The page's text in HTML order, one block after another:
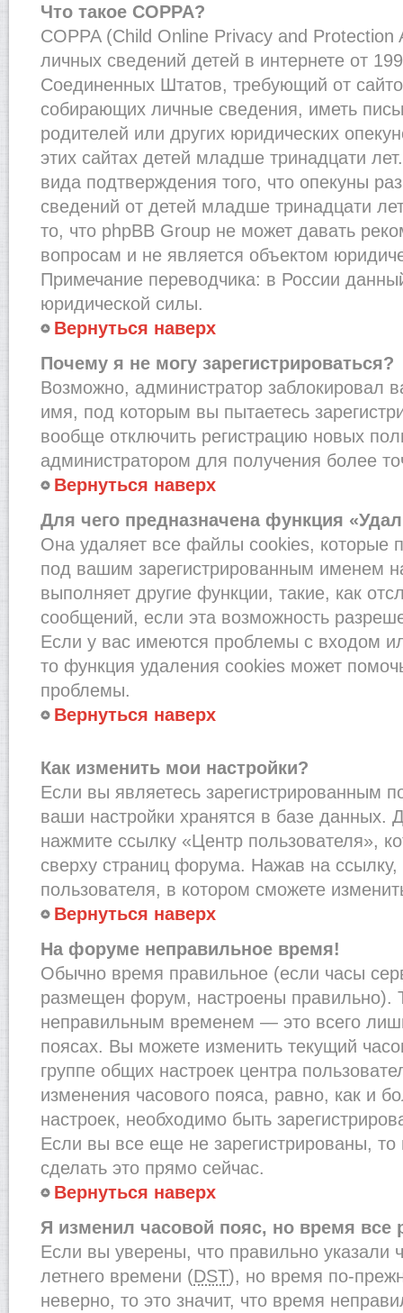
Что такое COPPA?
COPPA (Child Online Privacy and Protection
личных сведений детей в интернете от
Соединенных Штатов, требующий от
собирающих личные сведения, иметь
родителей или других юридических
этих сайтах детей младше тринадцати
вида подтверждения того, что опекуны
сведений от детей младше тринадцати
то, что phpBB Group не может давать
вопросам и не является объектом
Примечание переводчика: в России
юридической силы.
Вернуться наверх
Почему я не могу зарегистрироваться?
Возможно, администратор заблокировал
имя, под которым вы пытаетесь
вообще отключить регистрацию новых
администратором для получения более
Вернуться наверх
Для чего предназначена функция
Она удаляет все файлы cookies, которые
под вашим зарегистрированным именем
выполняет другие функции, такие, как
сообщений, если эта возможность
Если у вас имеются проблемы с входом
то функция удаления cookies может
проблемы.
Вернуться наверх
Как изменить мои настройки?
Если вы являетесь зарегистрированным
ваши настройки хранятся в базе данных.
нажмите ссылку «Центр пользователя»,
сверху страниц форума. Нажав на
пользователя, в котором сможете
Вернуться наверх
На форуме неправильное время!
Обычно время правильное (если часы
размещен форум, настроены правильно).
неправильным временем — это всего
поясах. Вы можете изменить текущий
группе общих настроек центра
изменения часового пояса, равно, как и
настроек, необходимо быть
Если вы все еще не зарегистрированы,
сделать это прямо сейчас.
Вернуться наверх
Я изменил часовой пояс, но время все
Если вы уверены, что правильно указали
летнего времени (DST), но время по-
неверно, то это значит, что время